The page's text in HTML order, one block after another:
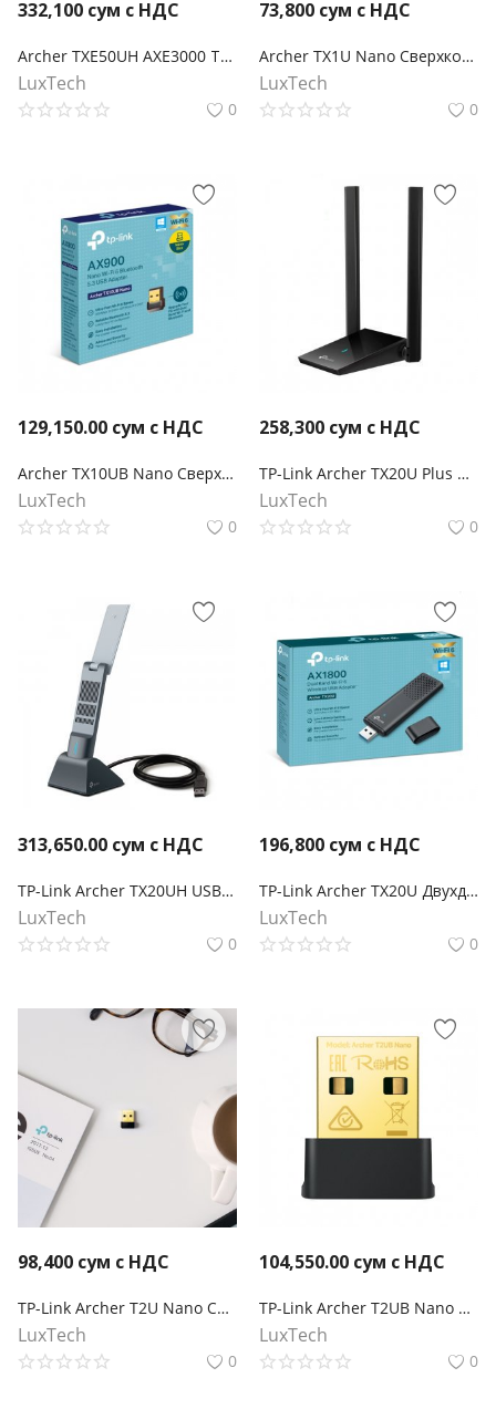
332,100 сум с НДС
Archer TXE50UH AXE3000 Трехдиапазонный беспроводной USB-адаптер высокого усиления Wi-Fi 6E
LuxTech
0
73,800 сум с НДС
Archer TX1U Nano Сверхкомпактный двухдиапазонный USB-адаптер с поддержкой Wi-Fi AX300
LuxTech
0
129,150.00 сум с НДС
Archer TX10UB Nano Сверхкомпактный двухдиапазонный USB‑адаптер с поддержкой Wi‑Fi AX900 и Bluetooth 5.3
LuxTech
0
258,300 сум с НДС
TP-Link Archer TX20U Plus Двухдиапазонный USB‑адаптер высокого усиления с поддержкой Wi-Fi AX1800
LuxTech
0
313,650.00 сум с НДС
TP-Link Archer TX20UH USB‑адаптер высокого усиления с поддержкой Wi‑Fi AX1800
LuxTech
0
196,800 сум с НДС
TP-Link Archer TX20U Двухдиапазонный USB‑адаптер с поддержкой Wi‑Fi AX1800
LuxTech
0
98,400 сум с НДС
TP-Link Archer T2U Nano Сверхкомпактный двухдиапазонный USB-адаптер с поддержкой Wi-Fi AC600
LuxTech
0
104,550.00 сум с НДС
TP-Link Archer T2UB Nano Сверхкомпактный двухдиапазонный USB‑адаптер с поддержкой Wi‑Fi AC600 и Bluetooth 4.2
LuxTech
0